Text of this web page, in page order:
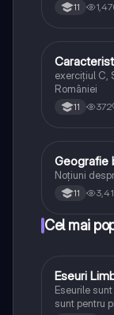
11
Geografie
exercițiul C,
României
11 372
Geografie
Geografie
Noțiuni
11
Cel mai
Limba și
Eseuri
Eseurile
sunt pentru